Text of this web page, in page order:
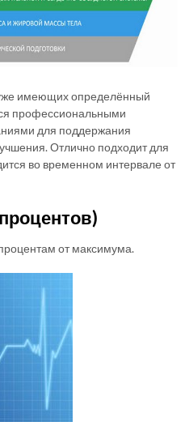
имеющих определённый
профессиональными
для поддержания
Отлично подходит для
во временном интервале от
от максимума.